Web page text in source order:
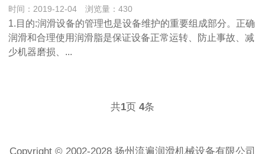
时间：2019-12-04 浏览量：430
1.目的:润滑设备的管理也是设备维护的重要组成部分。正确
润滑和合理使用润滑脂是保证设备正常运转、防止事故、减
少机器磨损、...
共1页 4条
Copyright © 2002-2028 扬州流遍润滑机械设备有限公司